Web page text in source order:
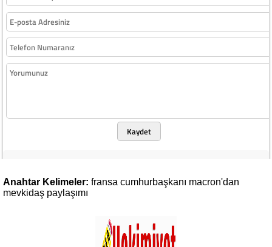
Kaydet
Anahtar Kelimeler: fransa cumhurbaşkanı macron'dan
mevkidaş paylaşımı